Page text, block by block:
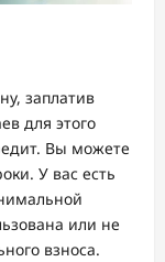
заплатив
для этого
Вы можете
У вас есть
или не
взноса.